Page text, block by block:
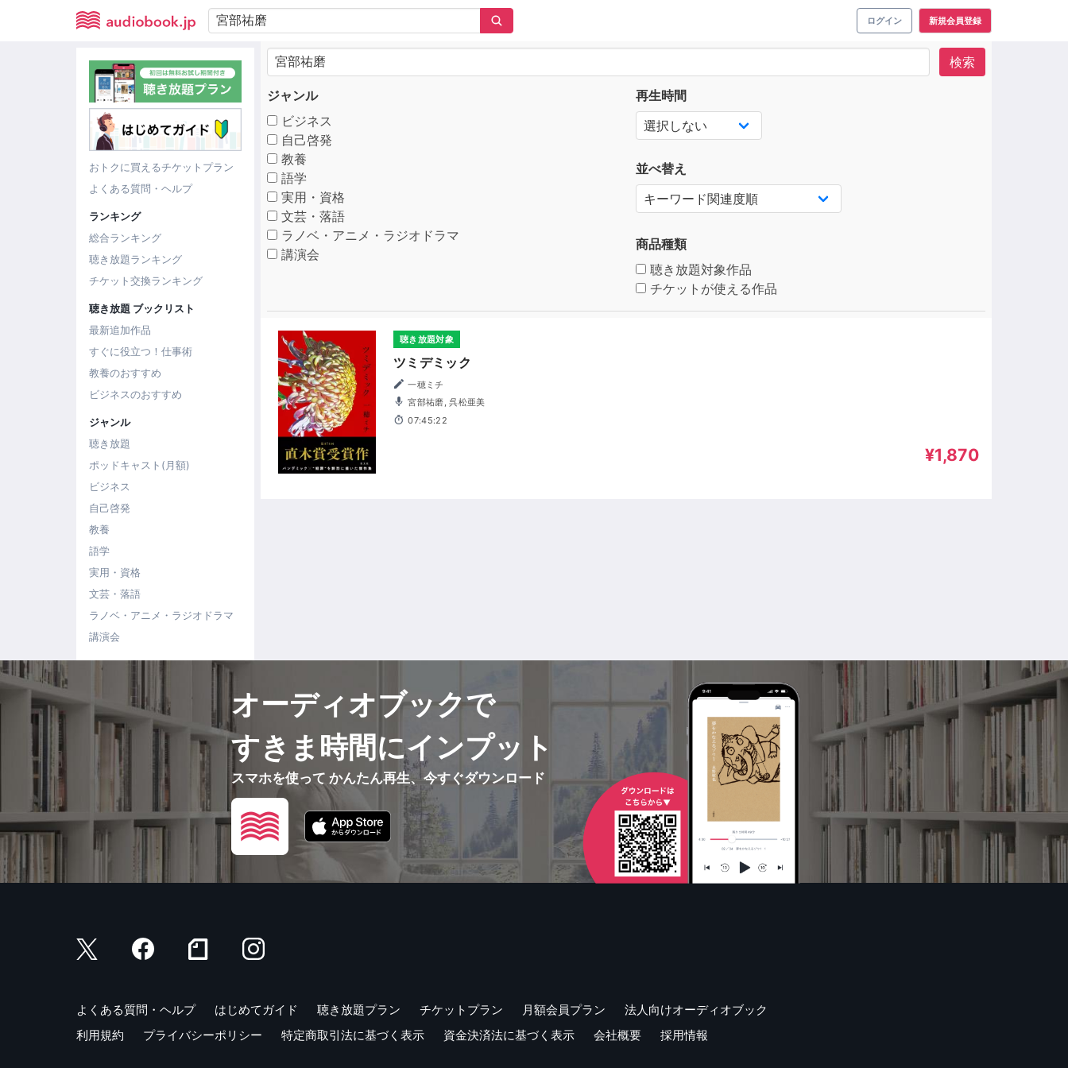
ログイン 新規会員登録
おトクに買えるチケットプラン
よくある質問・ヘルプ
ランキング
総合ランキング
聴き放題ランキング
チケット交換ランキング
聴き放題 ブックリスト
最新追加作品
すぐに役立つ！仕事術
教養のおすすめ
ビジネスのおすすめ
ジャンル
聴き放題
ポッドキャスト(月額)
ビジネス
自己啓発
教養
語学
実用・資格
文芸・落語
ラノベ・アニメ・ラジオドラマ
講演会
検索
ジャンル
ビジネス
自己啓発
教養
語学
実用・資格
文芸・落語
ラノベ・アニメ・ラジオドラマ
講演会
再生時間
並べ替え
商品種類
聴き放題対象作品
チケットが使える作品
聴き放題対象
ツミデミック
一穂ミチ
宮部祐磨, 呉松亜美
07:45:22
¥1,870
オーディオブックで
すきま時間にインプット
スマホを使って かんたん再生、今すぐダウンロード
よくある質問・ヘルプ はじめてガイド 聴き放題プラン チケットプラン 月額会員プラン
法人向けオーディオブック
利用規約
プライバシーポリシー 特定商取引法に基づく表示 資金決済法に基づく表示 会社概要 採用情報